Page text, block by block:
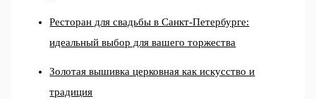
Ресторан для свадьбы в Санкт-Петербурге:
идеальный выбор для вашего торжества
Золотая вышивка церковная как искусство и
традиция